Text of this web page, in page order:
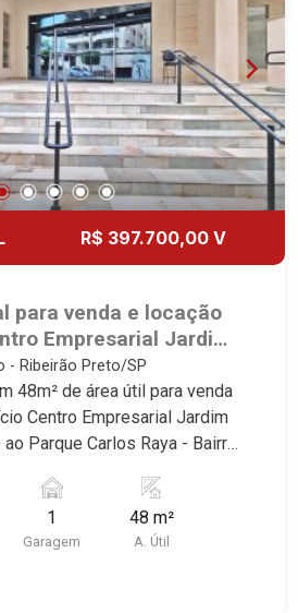
R$ 397.700,00 V
para venda e locação
Empresarial Jardim
ao Parque Carlos
Preto/SP.
- Ribeirão Preto/SP
48m² de área útil para venda
Centro Empresarial Jardim
Parque Carlos Raya - Bairro
imóvel que a Martinelli
você: - 48m² de área
e feminino - Copa - 1 vaga
1
Garagem
48 m²
A. Útil